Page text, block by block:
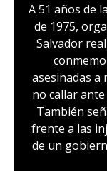
A 51 años de
de 1975,
Salvador
asesinadas
no callar
También
frente a las
de un